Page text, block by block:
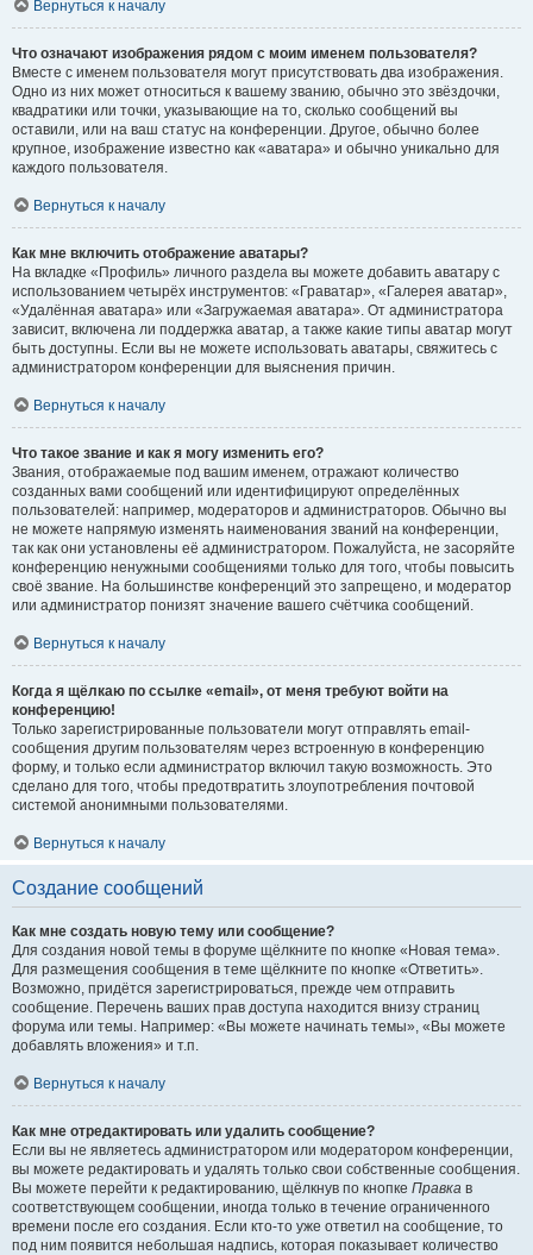
Вернуться к началу
Что означают изображения рядом с моим именем пользователя?
Вместе с именем пользователя могут присутствовать два изображения.
Одно из них может относиться к вашему званию, обычно это звёздочки,
квадратики или точки, указывающие на то, сколько сообщений вы
оставили, или на ваш статус на конференции. Другое, обычно более
крупное, изображение известно как «аватара» и обычно уникально для
каждого пользователя.
Вернуться к началу
Как мне включить отображение аватары?
На вкладке «Профиль» личного раздела вы можете добавить аватару с
использованием четырёх инструментов: «Граватар», «Галерея аватар»,
«Удалённая аватара» или «Загружаемая аватара». От администратора
зависит, включена ли поддержка аватар, а также какие типы аватар могут
быть доступны. Если вы не можете использовать аватары, свяжитесь с
администратором конференции для выяснения причин.
Вернуться к началу
Что такое звание и как я могу изменить его?
Звания, отображаемые под вашим именем, отражают количество
созданных вами сообщений или идентифицируют определённых
пользователей: например, модераторов и администраторов. Обычно вы
не можете напрямую изменять наименования званий на конференции,
так как они установлены её администратором. Пожалуйста, не засоряйте
конференцию ненужными сообщениями только для того, чтобы повысить
своё звание. На большинстве конференций это запрещено, и модератор
или администратор понизят значение вашего счётчика сообщений.
Вернуться к началу
Когда я щёлкаю по ссылке «email», от меня требуют войти на
конференцию!
Только зарегистрированные пользователи могут отправлять email-
сообщения другим пользователям через встроенную в конференцию
форму, и только если администратор включил такую возможность. Это
сделано для того, чтобы предотвратить злоупотребления почтовой
системой анонимными пользователями.
Вернуться к началу
Создание сообщений
Как мне создать новую тему или сообщение?
Для создания новой темы в форуме щёлкните по кнопке «Новая тема».
Для размещения сообщения в теме щёлкните по кнопке «Ответить».
Возможно, придётся зарегистрироваться, прежде чем отправить
сообщение. Перечень ваших прав доступа находится внизу страниц
форума или темы. Например: «Вы можете начинать темы», «Вы можете
добавлять вложения» и т.п.
Вернуться к началу
Как мне отредактировать или удалить сообщение?
Если вы не являетесь администратором или модератором конференции,
вы можете редактировать и удалять только свои собственные сообщения.
Вы можете перейти к редактированию, щёлкнув по кнопке Правка в
соответствующем сообщении, иногда только в течение ограниченного
времени после его создания. Если кто-то уже ответил на сообщение, то
под ним появится небольшая надпись, которая показывает количество